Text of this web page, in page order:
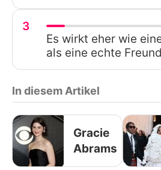
3
Es wirkt eher wie
als eine echte
In diesem Artikel
Gracie
Abrams